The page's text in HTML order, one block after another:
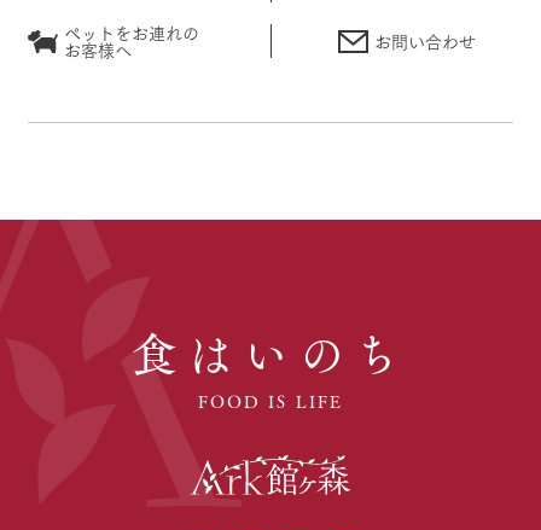
ペットをお連れの
お客様へ お問い合わせ
食はいのち
FOOD IS LIFE